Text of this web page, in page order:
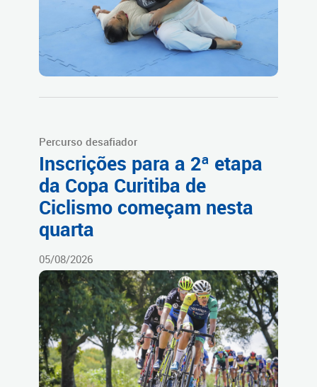
Percurso desafiador
Inscrições para a 2ª etapa
da Copa Curitiba de
Ciclismo começam nesta
quarta
05/08/2026